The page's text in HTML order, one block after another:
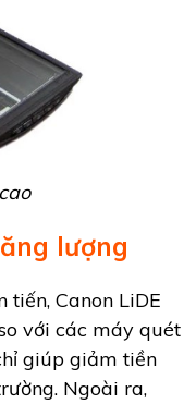
lượng
tiến, Canon LiDE
với các máy quét
giúp giảm tiền
Ngoài ra,